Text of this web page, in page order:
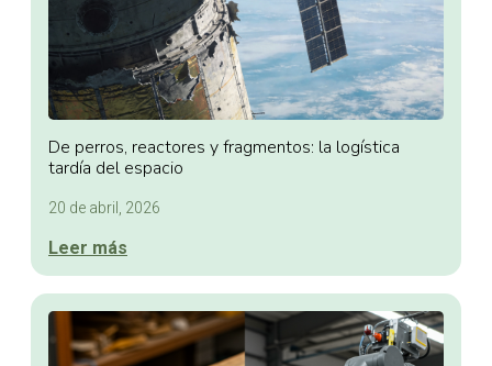
De perros, reactores y fragmentos: la logística
tardía del espacio
20 de abril, 2026
Leer más